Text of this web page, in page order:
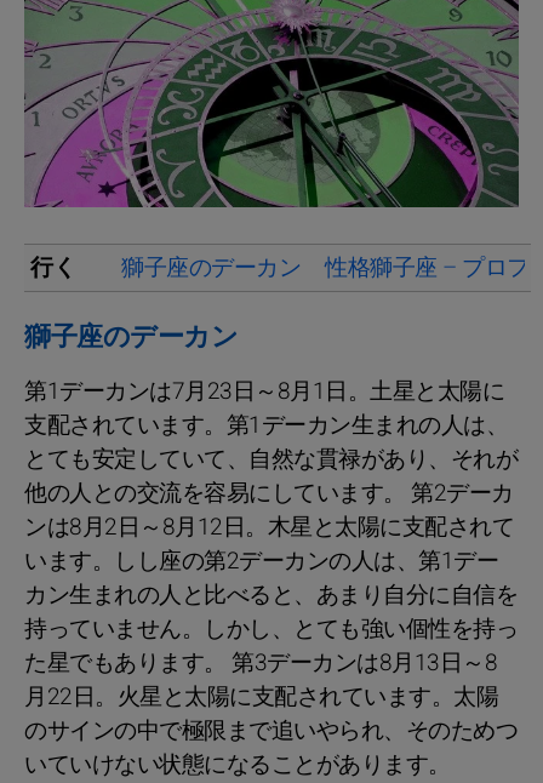
行く 獅子座のデーカン 性格獅子座 – プロフ
獅子座のデーカン
第1デーカンは7月23日～8月1日。土星と太陽に
支配されています。第1デーカン生まれの人は、
とても安定していて、自然な貫禄があり、それが
他の人との交流を容易にしています。 第2デーカ
ンは8月2日～8月12日。木星と太陽に支配されて
います。しし座の第2デーカンの人は、第1デー
カン生まれの人と比べると、あまり自分に自信を
持っていません。しかし、とても強い個性を持っ
た星でもあります。 第3デーカンは8月13日～8
月22日。火星と太陽に支配されています。太陽
のサインの中で極限まで追いやられ、そのためつ
いていけない状態になることがあります。